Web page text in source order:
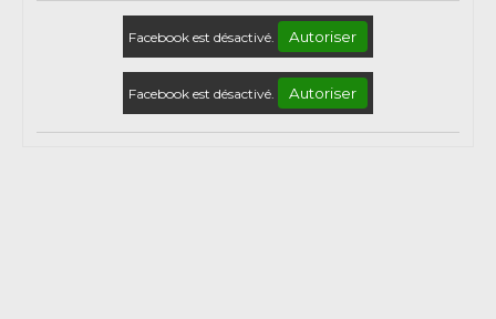
Facebook est désactivé. Autoriser
Facebook est désactivé. Autoriser